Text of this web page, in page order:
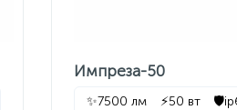
Импреза-50
✨7500 лм ⚡50 вт 🛡️